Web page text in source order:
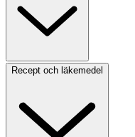
Recept och läkemedel